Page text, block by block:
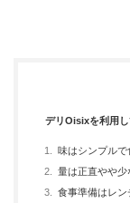
デリOisixを利用し
味はシンプルで
量は正直やや少
食事準備はレン